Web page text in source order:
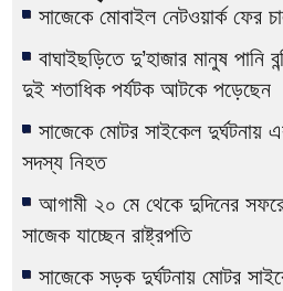
সাজেকে মোবাইল নেটওয়ার্ক ফের
বাঘাইছড়িতে দু’হাজার মানুষ পানি
দুই শতাধিক পর্যটক আটকে পড়েছেন
সাজেকে মোটর সাইকেল দুর্ঘটনায়
সদস্য নিহত
আগামী ২০ মে থেকে দুদিনের
সাজেক যাচ্ছেন রাষ্ট্রপতি
সাজেকে সড়ক দুর্ঘটনায় মোটর